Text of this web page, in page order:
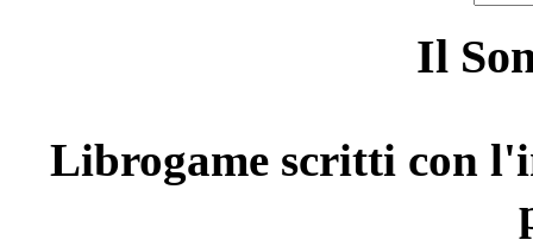
Il
Librogame scritti con